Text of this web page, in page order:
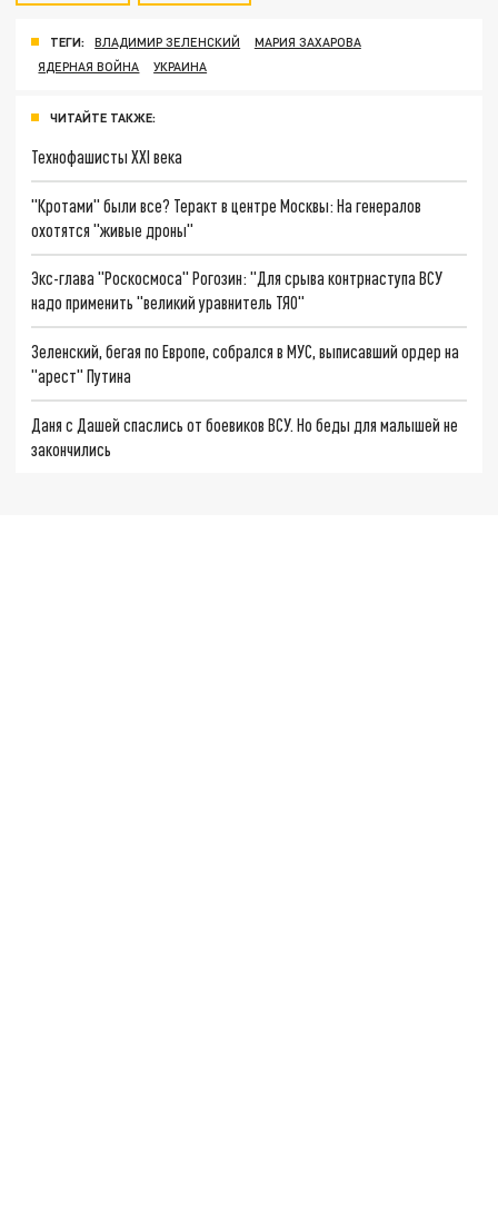
ТЕГИ: ВЛАДИМИР ЗЕЛЕНСКИЙ
МАРИЯ ЗАХАРОВА
ЯДЕРНАЯ ВОЙНА
УКРАИНА
ЧИТАЙТЕ ТАКЖЕ:
Технофашисты XXI века
"Кротами" были все? Теракт в центре Москвы: На генералов
охотятся "живые дроны"
Экс-глава "Роскосмоса" Рогозин: "Для срыва контрнаступа ВСУ
надо применить "великий уравнитель ТЯО"
Зеленский, бегая по Европе, собрался в МУС, выписавший ордер на
"арест" Путина
Даня с Дашей спаслись от боевиков ВСУ. Но беды для малышей не
закончились